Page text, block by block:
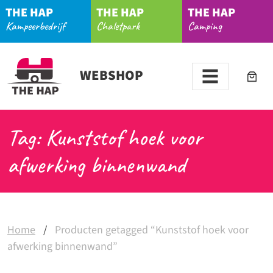
THE HAP
Kampeerbedrijf
THE HAP
Chaletpark
THE HAP
Camping
WEBSHOP
Tag: Kunststof hoek voor
afwerking binnenwand
Home / Producten getagged “Kunststof hoek voor
afwerking binnenwand”